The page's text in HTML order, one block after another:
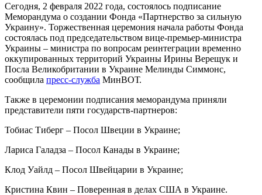
Сегодня, 2 февраля 2022 года, состоялось подписание
Меморандума о создании Фонда «Партнерство за сильную
Украину». Торжественная церемония начала работы Фонда
состоялась под председательством вице-премьер-министра
Украины – министра по вопросам реинтеграции временно
оккупированных территорий Украины Ирины Верещук и
Посла Великобритании в Украине Мелинды Симмонс,
сообщила пресс-служба МинВОТ.
Также в церемонии подписания меморандума приняли
представители пяти государств-партнеров:
Тобиас Тиберг – Посол Швеции в Украине;
Лариса Галадза – Посол Канады в Украине;
Клод Уайлд – Посол Швейцарии в Украине;
Кристина Квин – Поверенная в делах США в Украине.